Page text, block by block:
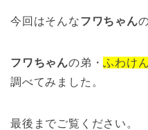
今回はそんなフワちゃん
フワちゃんの弟・ふわけ
調べてみました。
最後までご覧ください。